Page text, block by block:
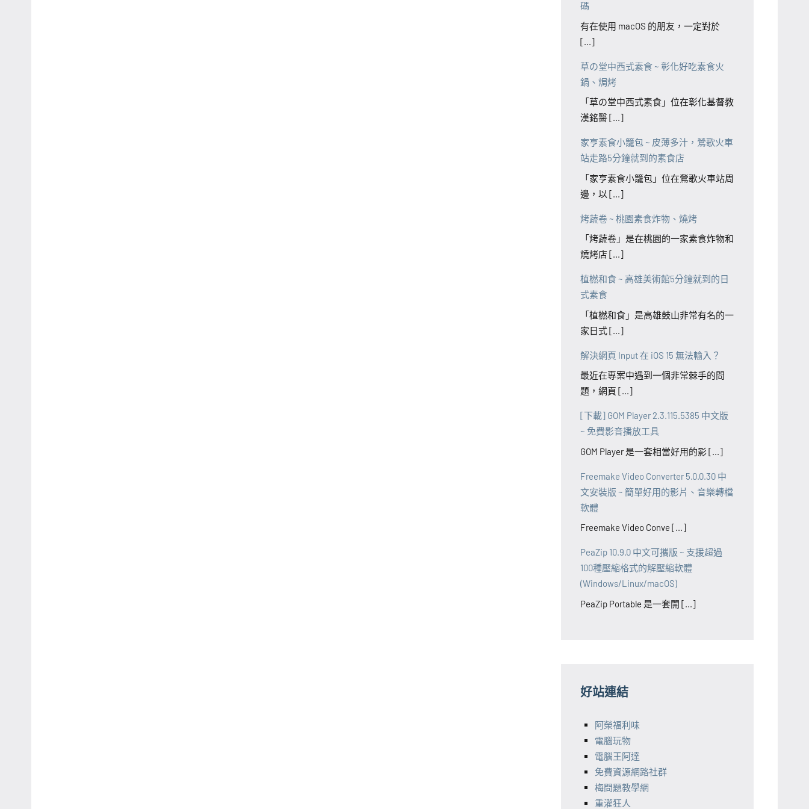
碼
有在使用 macOS 的朋友，一定對於
[...]
草の堂中西式素食 ~ 彰化好吃素食火
鍋、焗烤
「草の堂中西式素食」位在彰化基督教
漢銘醫 [...]
家亨素食小籠包 ~ 皮薄多汁，鶯歌火車
站走路5分鐘就到的素食店
「家亨素食小籠包」位在鶯歌火車站周
邊，以 [...]
烤蔬卷 ~ 桃園素食炸物、燒烤
「烤蔬卷」是在桃園的一家素食炸物和
燒烤店 [...]
植橪和食 ~ 高雄美術館5分鐘就到的日
式素食
「植橪和食」是高雄鼓山非常有名的一
家日式 [...]
解決網頁 Input 在 iOS 15 無法輸入？
最近在專案中遇到一個非常棘手的問
題，網頁 [...]
[下載] GOM Player 2.3.115.5385 中文版
~ 免費影音播放工具
GOM Player 是一套相當好用的影 [...]
Freemake Video Converter 5.0.0.30 中
文安裝版 ~ 簡單好用的影片、音樂轉檔
軟體
Freemake Video Conve [...]
PeaZip 10.9.0 中文可攜版 ~ 支援超過
100種壓縮格式的解壓縮軟體
(Windows/Linux/macOS)
PeaZip Portable 是一套開 [...]
好站連結
阿榮福利味
電腦玩物
電腦王阿達
免費資源網路社群
梅問題教學網
重灌狂人